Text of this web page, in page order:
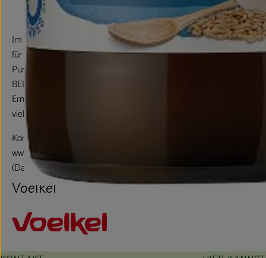
Im Verlauf der 85-jährigen Firmengeschichte hat
für den Naturkostmarkt entwickelt. Beispiele hierfür sind der
Pur als erster Multi-Fruchtsaft wie auch Apfel-Mango Saft.
BEUTELSBACHER Demeter Kindersaft zusammen mit dem
Ernährungsforschung. Das original Rezept für den
vielmals getestet.
Kontrollnummer D-BW-KA-007-31100-BC
www.beutelsbacher.de
(Daten von Ecoinform)
Voelkel